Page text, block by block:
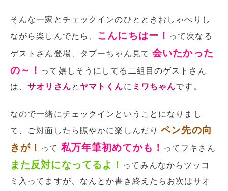
そんな一家とチェックインのひとときおしゃべりし
ながら楽しんでたら、
こんにちはー！ って次なる
ゲストさん登場、タプーちゃん見て会いたかった
の～！ って嬉しそうにしてる二組目のゲストさん
は、サオリさんと ヤマトくんに ミワちゃんです。
なので一緒にチェックインということになりまし
て、ご対面したら賑やかに楽しんだりペン先の向
きが！ って 私万年筆初めてかも！ ってフキさん
また反対になってるよ！ ってみんなからツッコ
ミ入ってますが、なんとか書き終えたらお次はサオ